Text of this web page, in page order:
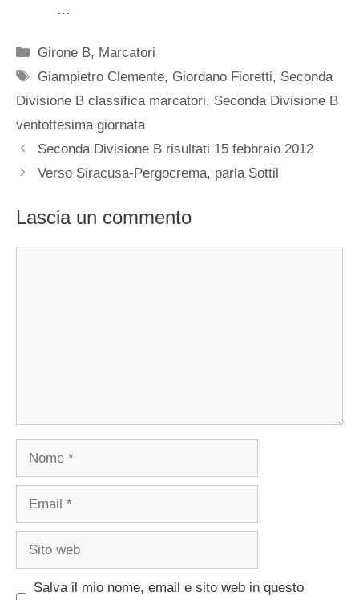
…
Categorie
Girone B, Marcatori
Tag
Giampietro Clemente, Giordano Fioretti, Seconda
Divisione B classifica marcatori, Seconda Divisione B
ventottesima giornata
Seconda Divisione B risultati 15 febbraio 2012
Verso Siracusa-Pergocrema, parla Sottil
Lascia un commento
Nome
Email
Sito
Salva il mio nome, email e sito web in questo